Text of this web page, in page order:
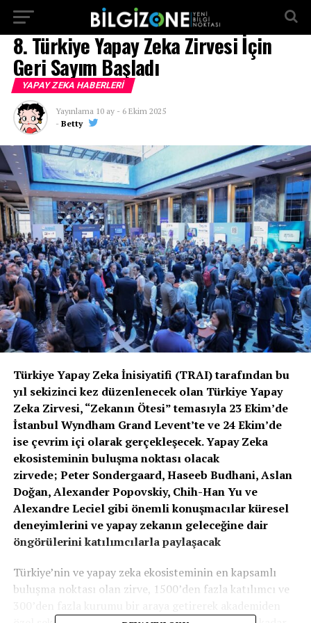
8. Türkiye Yapay Zeka Zirvesi İçin
Geri Sayım Başladı
YAPAY ZEKA HABERLERI
Yayınlama 10 ay - 6 Ekim 2025
- Betty
Türkiye Yapay Zeka İnisiyatifi (TRAI) tarafından bu
yıl sekizinci kez düzenlenecek olan Türkiye Yapay
Zeka Zirvesi, “Zekanın Ötesi” temasıyla 23 Ekim’de
İstanbul Wyndham Grand Levent’te ve 24 Ekim’de
ise çevrim içi olarak gerçekleşecek. Yapay Zeka
ekosisteminin buluşma noktası olacak
zirvede; Peter Sondergaard, Haseeb Budhani, Aslan
Doğan, Alexander Popovskiy, Chih-Han Yu ve
Alexandre Leciel gibi önemli konuşmacılar küresel
deneyimlerini ve yapay zekanın geleceğine dair
öngörülerini katılımcılarla paylaşacak
Türkiye’nin ve yapay zeka ekosisteminin en kapsamlı
buluşma noktası olan zirve, 1500’den fazla katılımcı ve